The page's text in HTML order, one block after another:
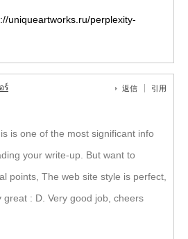
uniqueartworks.ru/perplexity-
ร์ 返信 引用
is one of the most significant info
your write-up. But want to
points, The web site style is perfect,
great : D. Very good job, cheers